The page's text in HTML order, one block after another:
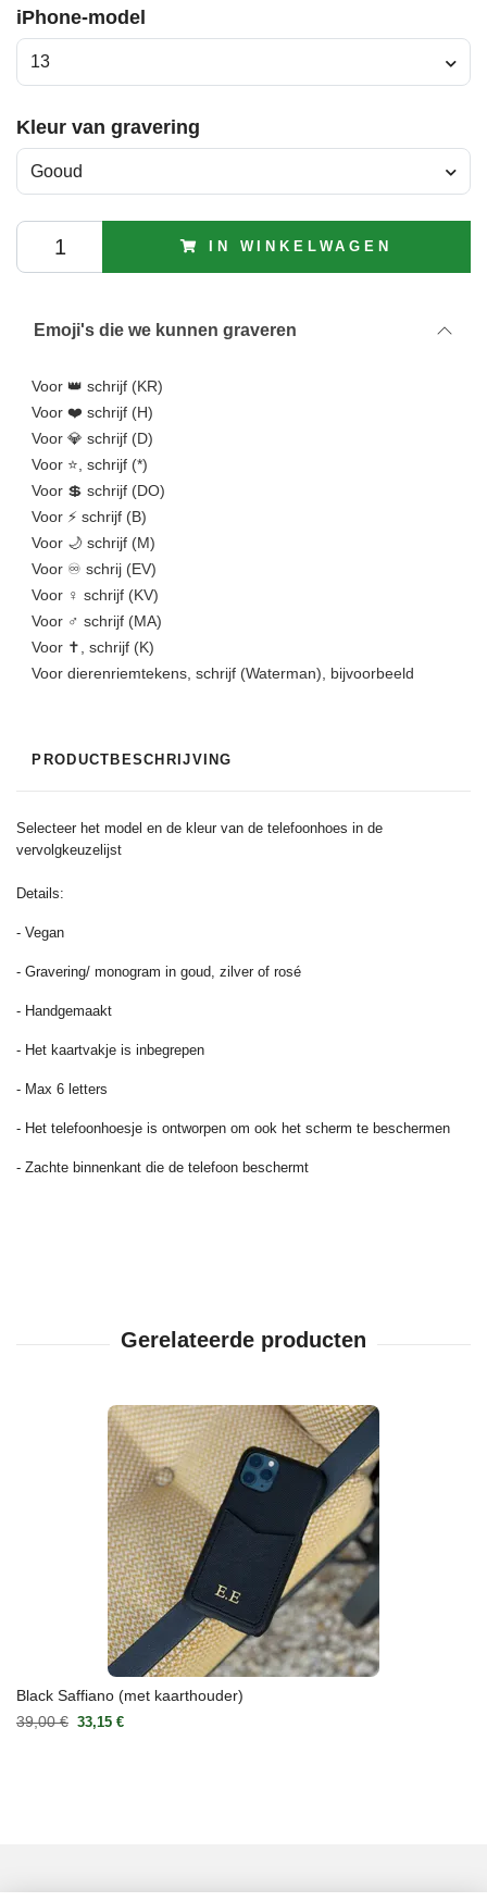
iPhone-model
13
Kleur van gravering
Gooud
IN WINKELWAGEN
Emoji's die we kunnen graveren
Voor 👑 schrijf (KR)
Voor ❤️ schrijf (H)
Voor 💎 schrijf (D)
Voor ⭐, schrijf (*)
Voor 💲 schrijf (DO)
Voor ⚡ schrijf (B)
Voor 🌙 schrijf (M)
Voor ♾️ schrij (EV)
Voor ♀️ schrijf (KV)
Voor ♂️️ schrijf (MA)
Voor ✝, schrijf (K)
Voor dierenriemtekens, schrijf (Waterman), bijvoorbeeld
PRODUCTBESCHRIJVING
Selecteer het model en de kleur van de telefoonhoes in de
vervolgkeuzelijst
Details:
- Vegan
- Gravering/ monogram in goud, zilver of rosé
- Handgemaakt
- Het kaartvakje is inbegrepen
- Max 6 letters
- Het telefoonhoesje is ontworpen om ook het scherm te beschermen
- Zachte binnenkant die de telefoon beschermt
Black Saffiano (met kaarthouder)
39,00 € 33,15 €